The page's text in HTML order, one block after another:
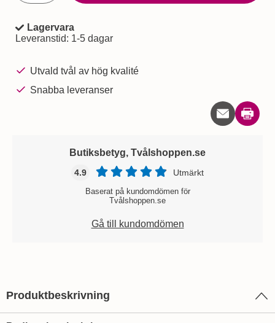
Tillgänglighet:
Lagervara
Leveranstid: 1-5 dagar
Utvald tvål av hög kvalité
Snabba leveranser
Skriv
Butiksbetyg, Tvålshoppen.se
4.9 Utmärkt
Baserat på kundomdömen för
Tvålshoppen.se
Gå till kundomdömen
Produktbeskrivning